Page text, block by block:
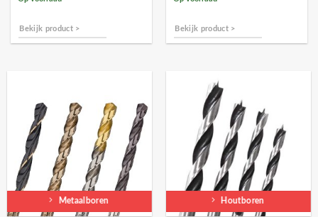
Bekijk product > Bekijk product >
Metaalboren Houtboren